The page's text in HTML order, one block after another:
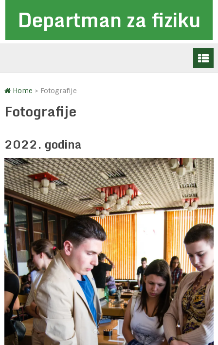
Departman za fiziku
Home > Fotografije
Fotografije
2022. godina